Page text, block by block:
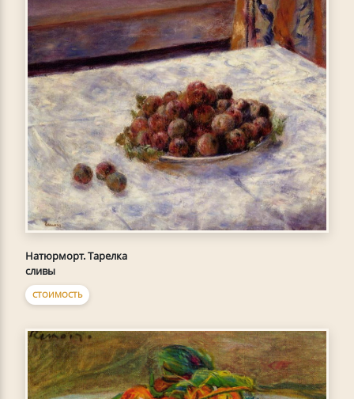
Натюрморт. Тарелка
сливы
СТОИМОСТЬ